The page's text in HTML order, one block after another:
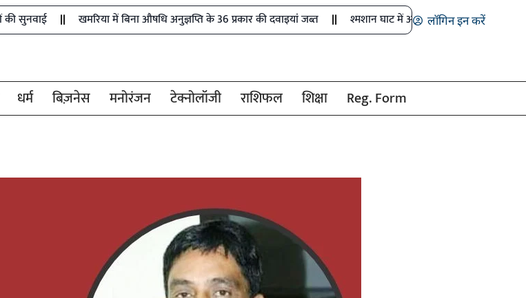
खमरिया में बिना औषधि अनुज्ञप्ति के 36 प्रकार की दवाइयां जब्त श्मशान घाट में आधी रात तंत्र-साधना, चीफ जस्टिस समेत तीन लोगों
लॉगिन इन करें
धर्म बिज़नेस मनोरंजन टेक्नोलॉजी राशिफल शिक्षा Reg. Form